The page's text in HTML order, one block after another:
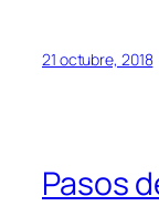
21 octubre, 2018
Pasos